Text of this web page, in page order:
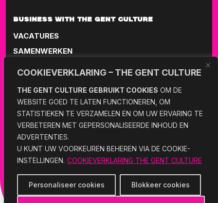
COOKIEVERKLARING – THE GENT CULTURE
THE GENT CULTURE GEBRUIKT COOKIES OM DE
WEBSITE GOED TE LATEN FUNCTIONEREN, OM
STATISTIEKEN TE VERZAMELEN EN OM UW ERVARING TE
VERBETEREN MET GEPERSONALISEERDE INHOUD EN
ADVERTENTIES.
U KUNT UW VOORKEUREN BEHEREN VIA DE COOKIE-
INSTELLINGEN. COOKIEVERKLARING THE GENT CULTURE
Personaliseer cookies Blokkeer cookies
BUSINESS WITH THE GENT CULTURE
VACATURES
SAMENWERKEN
ABOUT THE GENT CULTURE
COLOFON
CONTACT